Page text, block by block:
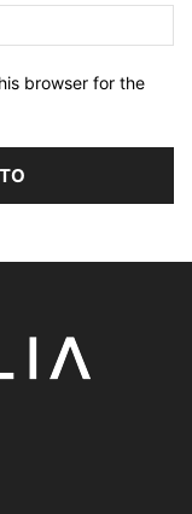
browser for the